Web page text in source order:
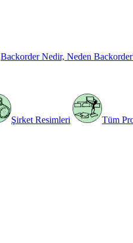
Backorder Nedir, Neden
Şirket Resimleri Tüm